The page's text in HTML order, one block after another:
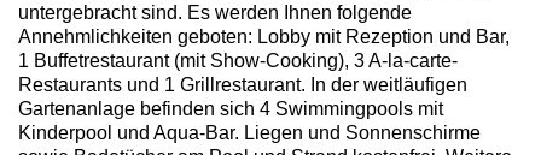
untergebracht sind. Es werden Ihnen folgende
Annehmlichkeiten geboten: Lobby mit Rezeption und Bar,
1 Buffetrestaurant (mit Show-Cooking), 3 A-la-carte-
Restaurants und 1 Grillrestaurant. In der weitläufigen
Gartenanlage befinden sich 4 Swimmingpools mit
Kinderpool und Aqua-Bar. Liegen und Sonnenschirme